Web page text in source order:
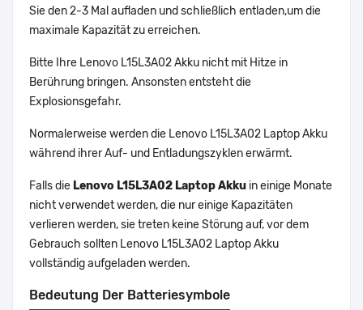
Sie den 2-3 Mal aufladen und schließlich entladen,um die
maximale Kapazität zu erreichen.
Bitte Ihre Lenovo L15L3A02 Akku nicht mit Hitze in
Berührung bringen. Ansonsten entsteht die
Explosionsgefahr.
Normalerweise werden die Lenovo L15L3A02 Laptop Akku
während ihrer Auf- und Entladungszyklen erwärmt.
Falls die Lenovo L15L3A02 Laptop Akku in einige Monate
nicht verwendet werden, die nur einige Kapazitäten
verlieren werden, sie treten keine Störung auf, vor dem
Gebrauch sollten Lenovo L15L3A02 Laptop Akku
vollständig aufgeladen werden.
Bedeutung Der Batteriesymbole